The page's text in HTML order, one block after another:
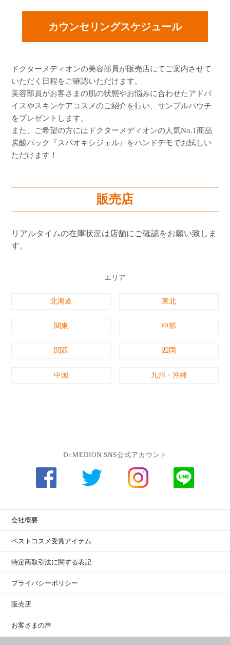
カウンセリングスケジュール
ドクターメディオンの美容部員が販売店にてご案内させて
いただく日程をご確認いただけます。
美容部員がお客さまの肌の状態やお悩みに合わせたアドバ
イスやスキンケアコスメのご紹介を行い、サンプルパウチ
をプレゼントします。
また、ご希望の方にはドクターメディオンの人気No.1商品
炭酸パック『スパオキシジェル』をハンドデモでお試しい
ただけます！
販売店
リアルタイムの在庫状況は店舗にご確認をお願い致しま
す。
エリア
北海道 東北
関東 中部
関西 四国
中国 九州・沖縄
Dr.MEDION SNS公式アカウント
会社概要
ベストコスメ受賞アイテム
特定商取引法に関する表記
プライバシーポリシー
販売店
お客さまの声